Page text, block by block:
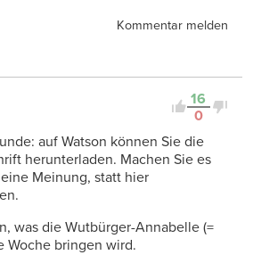
Kommentar melden
16
0
auf Watson können Sie die
herunterladen. Machen Sie es
Meinung, statt hier
was die Wutbürger-Annabelle (=
Woche bringen wird.